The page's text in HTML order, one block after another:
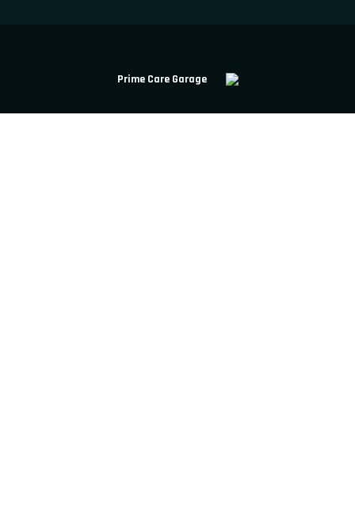
Prime Care Garage